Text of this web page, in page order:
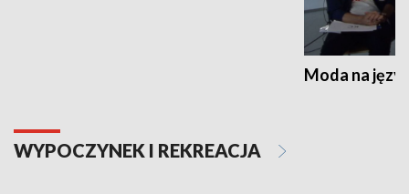
Moda na
WYPOCZYNEK I REKREACJA